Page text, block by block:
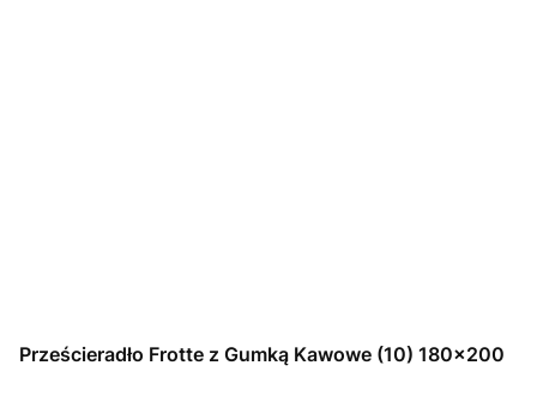
Prześcieradło Frotte z Gumką Kawowe (10) 180x200